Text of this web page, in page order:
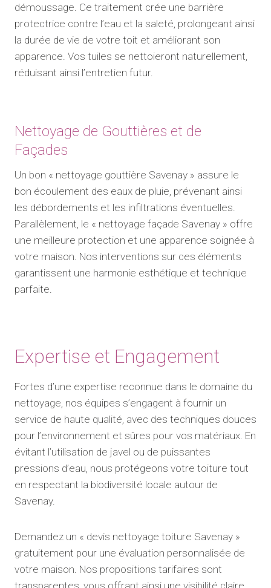
démoussage. Ce traitement crée une barrière
protectrice contre l’eau et la saleté, prolongeant ainsi
la durée de vie de votre toit et améliorant son
apparence. Vos tuiles se nettoieront naturellement,
réduisant ainsi l’entretien futur.
Nettoyage de Gouttières et de
Façades
Un bon « nettoyage gouttière Savenay » assure le
bon écoulement des eaux de pluie, prévenant ainsi
les débordements et les infiltrations éventuelles.
Parallèlement, le « nettoyage façade Savenay » offre
une meilleure protection et une apparence soignée à
votre maison. Nos interventions sur ces éléments
garantissent une harmonie esthétique et technique
parfaite.
Expertise et Engagement
Fortes d’une expertise reconnue dans le domaine du
nettoyage, nos équipes s’engagent à fournir un
service de haute qualité, avec des techniques douces
pour l’environnement et sûres pour vos matériaux. En
évitant l’utilisation de javel ou de puissantes
pressions d’eau, nous protégeons votre toiture tout
en respectant la biodiversité locale autour de
Savenay.
Demandez un « devis nettoyage toiture Savenay »
gratuitement pour une évaluation personnalisée de
votre maison. Nos propositions tarifaires sont
transparentes, vous offrant ainsi une visibilité claire